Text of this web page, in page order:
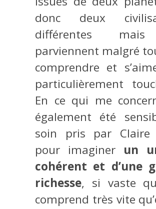
donc deux
différentes
parviennent malgré
comprendre et
particulièrement
En ce qui me
également été
soin pris par Claire
pour imaginer un
cohérent et d’une
richesse, si vaste
comprend très vite